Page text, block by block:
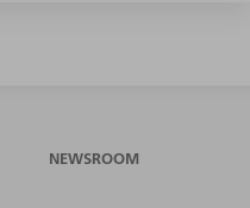
NEWSROOM